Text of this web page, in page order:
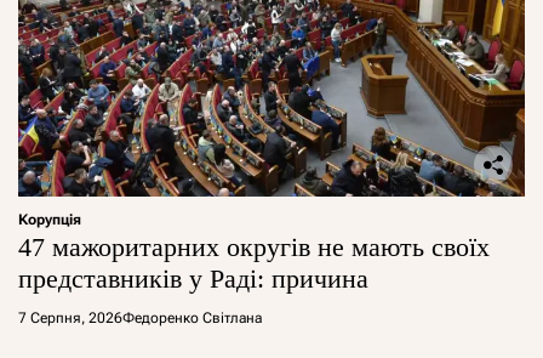
Корупція
47 мажоритарних округів не мають своїх
представників у Раді: причина
7 Серпня, 2026Федоренко Світлана